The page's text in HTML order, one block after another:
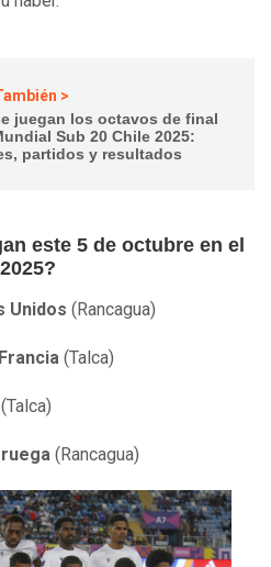
>
juegan los octavos de final
Sub 20 Chile 2025:
partidos y resultados
este 5 de octubre en el
Unidos (Rancagua)
(Talca)
(Talca)
(Rancagua)